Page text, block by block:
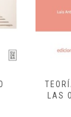
LAS